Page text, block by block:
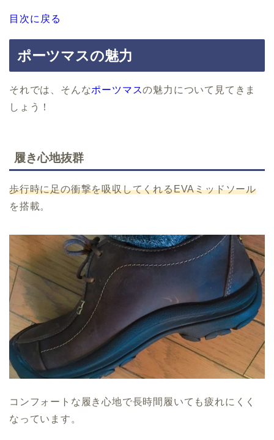
目次に戻る
ポーツマスの魅力
それでは、そんなポーツマスの魅力について見てきま
しょう！
履き心地抜群
歩行時に足の衝撃を吸収してくれるEVAミッドソール
を搭載。
コンフォートな履き心地で長時間履いても疲れにくく
なっています。